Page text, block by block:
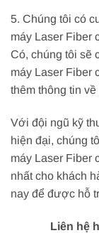
5. Chúng tôi có
máy Laser Fiber
Có, chúng tôi sẽ
máy Laser Fiber
thêm thông tin về
Với đội ngũ kỹ
hiện đại, chúng
máy Laser Fiber
nhất cho khách
nay để được hỗ
Liên hệ